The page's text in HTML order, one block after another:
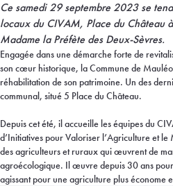
Ce samedi 29 septembre 2023 se
locaux du CIVAM, Place du Château
Madame la Préfète des Deux-Sèvres.
Engagée dans une démarche forte de
son cœur historique, la Commune de
réhabilitation de son patrimoine. Un des
communal, situé 5 Place du Château.
Depuis cet été, il accueille les équipes du
d’Initiatives pour Valoriser l’Agriculture et
des agriculteurs et ruraux qui œuvrent de
agroécologique. Il œuvre depuis 30 ans
agissant pour une agriculture plus économe